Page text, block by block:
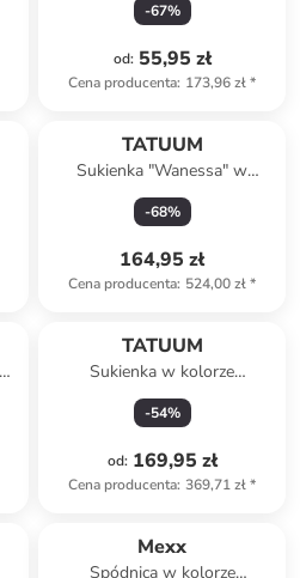
-67%
od: 55,95 zł
Cena producenta: 173,96 zł*
TATUUM
Sukienka "Wanessa" w
kolorze zielonym
-68%
164,95 zł
Cena producenta: 524,00 zł*
TATUUM
Sukienka w kolorze
oliwkowym
-54%
od: 169,95 zł
Cena producenta: 369,71 zł*
Mexx
Spódnica w kolorze